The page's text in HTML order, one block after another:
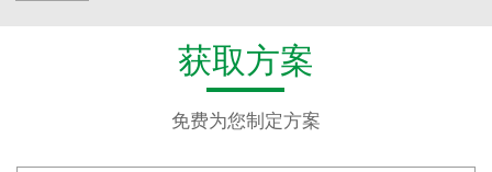
获取方案
免费为您制定方案